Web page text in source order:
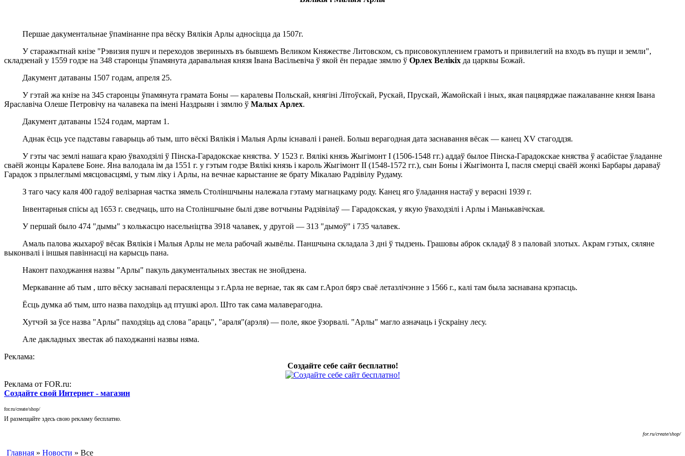
Першае дакументальнае ўпамінанне пра вёску Вялікія Арлы адносіцца да 1507г.
У старажытнай кнізе "Рэвизия пушч и переходов звериныхъ въ бывшемъ Великом Княжестве Литовском, съ присовокуплением грамотъ и привилегий на входъ въ пущи и земли",
складзенай у 1559 годзе на 348 старонцы ўпамянута даравальная князя Івана Васільевіча ў якой ён перадае зямлю ў Орлех Велікіх да царквы Божай.
Дакумент датаваны 1507 годам, апреля 25.
У гэтай жа кнізе на 345 старонцы ўпамянута грамата Боны — каралевы Польскай, княгіні Літоўскай, Рускай, Прускай, Жамойскай і іных, якая пацвярджае пажалаванне князя Івана
Яраславіча Олеше Петровічу на чалавека па імені Наздрыян і зямлю ў Малых Арлех.
Дакумент датаваны 1524 годам, мартам 1.
Аднак ёсць усе падставы гаварыць аб тым, што вёскі Вялікія і Малыя Арлы існавалі і раней. Больш верагодная дата заснавання вёсак — канец XV стагоддзя.
У гэты час землі нашага краю ўваходзілі ў Пінска-Гарадокскае княства. У 1523 г. Вялікі князь Жыгімонт І (1506-1548 гг.) аддаў былое Пінска-Гарадокскае княства ў асабістае ўладанне
сваёй жонцы Каралеве Боне. Яна валодала ім да 1551 г. у гэтым годзе Вялікі князь і кароль Жыгімонт ІІ (1548-1572 гг.), сын Боны і Жыгімонта І, пасля смерці сваёй жонкі Барбары дараваў
Гарадок з прылеглымі мясцовасцямі, у тым ліку і Арлы, на вечнае карыстанне яе брату Мікалаю Радзівілу Рудаму.
З таго часу каля 400 гадоў велізарная частка зямель Століншчыны належала гэтаму магнацкаму роду. Канец яго ўладання настаў у верасні 1939 г.
Інвентарныя спісы ад 1653 г. сведчаць, што на Століншчыне былі дзве вотчыны Радзівілаў — Гарадокская, у якую ўваходзілі і Арлы і Манькавічская.
У першай было 474 "дымы" з колькасцю насельніцтва 3918 чалавек, у другой — 313 "дымоў" і 735 чалавек.
Амаль палова жыхароў вёсак Вялікія і Малыя Арлы не мела рабочай жывёлы. Паншчына складала 3 дні ў тыдзень. Грашовы аброк складаў 8 з паловай злотых. Акрам гэтых, сяляне
выконвалі і іншыя павіннасці на карысць пана.
Наконт паходжання назвы "Арлы" пакуль дакументальных звестак не знойдзена.
Меркаванне аб тым , што вёску заснавалі перасяленцы з г.Арла не вернае, так як сам г.Арол бярэ сваё летазлічэнне з 1566 г., калі там была заснавана крэпасць.
Ёсць думка аб тым, што назва паходзіць ад птушкі арол. Што так сама малаверагодна.
Хутчэй за ўсе назва "Арлы" паходзіць ад слова "араць", "араля"(арэля) — поле, якое ўзорвалі. "Арлы" магло азначаць і ўскраіну лесу.
Але дакладных звестак аб паходжанні назвы няма.
Реклама:
Создайте себе сайт бесплатно!
Реклама от FOR.ru:
Создайте свой Интернет - магазин
for.ru/create/shop/
И размещайте здесь свою рекламу бесплатно.
for.ru/create/shop/
Главная » Новости » Все